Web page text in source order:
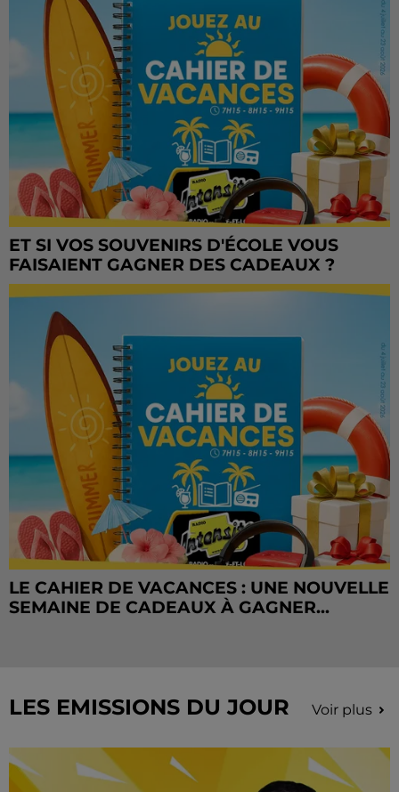
ET SI VOS SOUVENIRS D'ÉCOLE VOUS
FAISAIENT GAGNER DES CADEAUX ?
LE CAHIER DE VACANCES : UNE NOUVELLE
SEMAINE DE CADEAUX À GAGNER...
LES EMISSIONS DU JOUR Voir plus